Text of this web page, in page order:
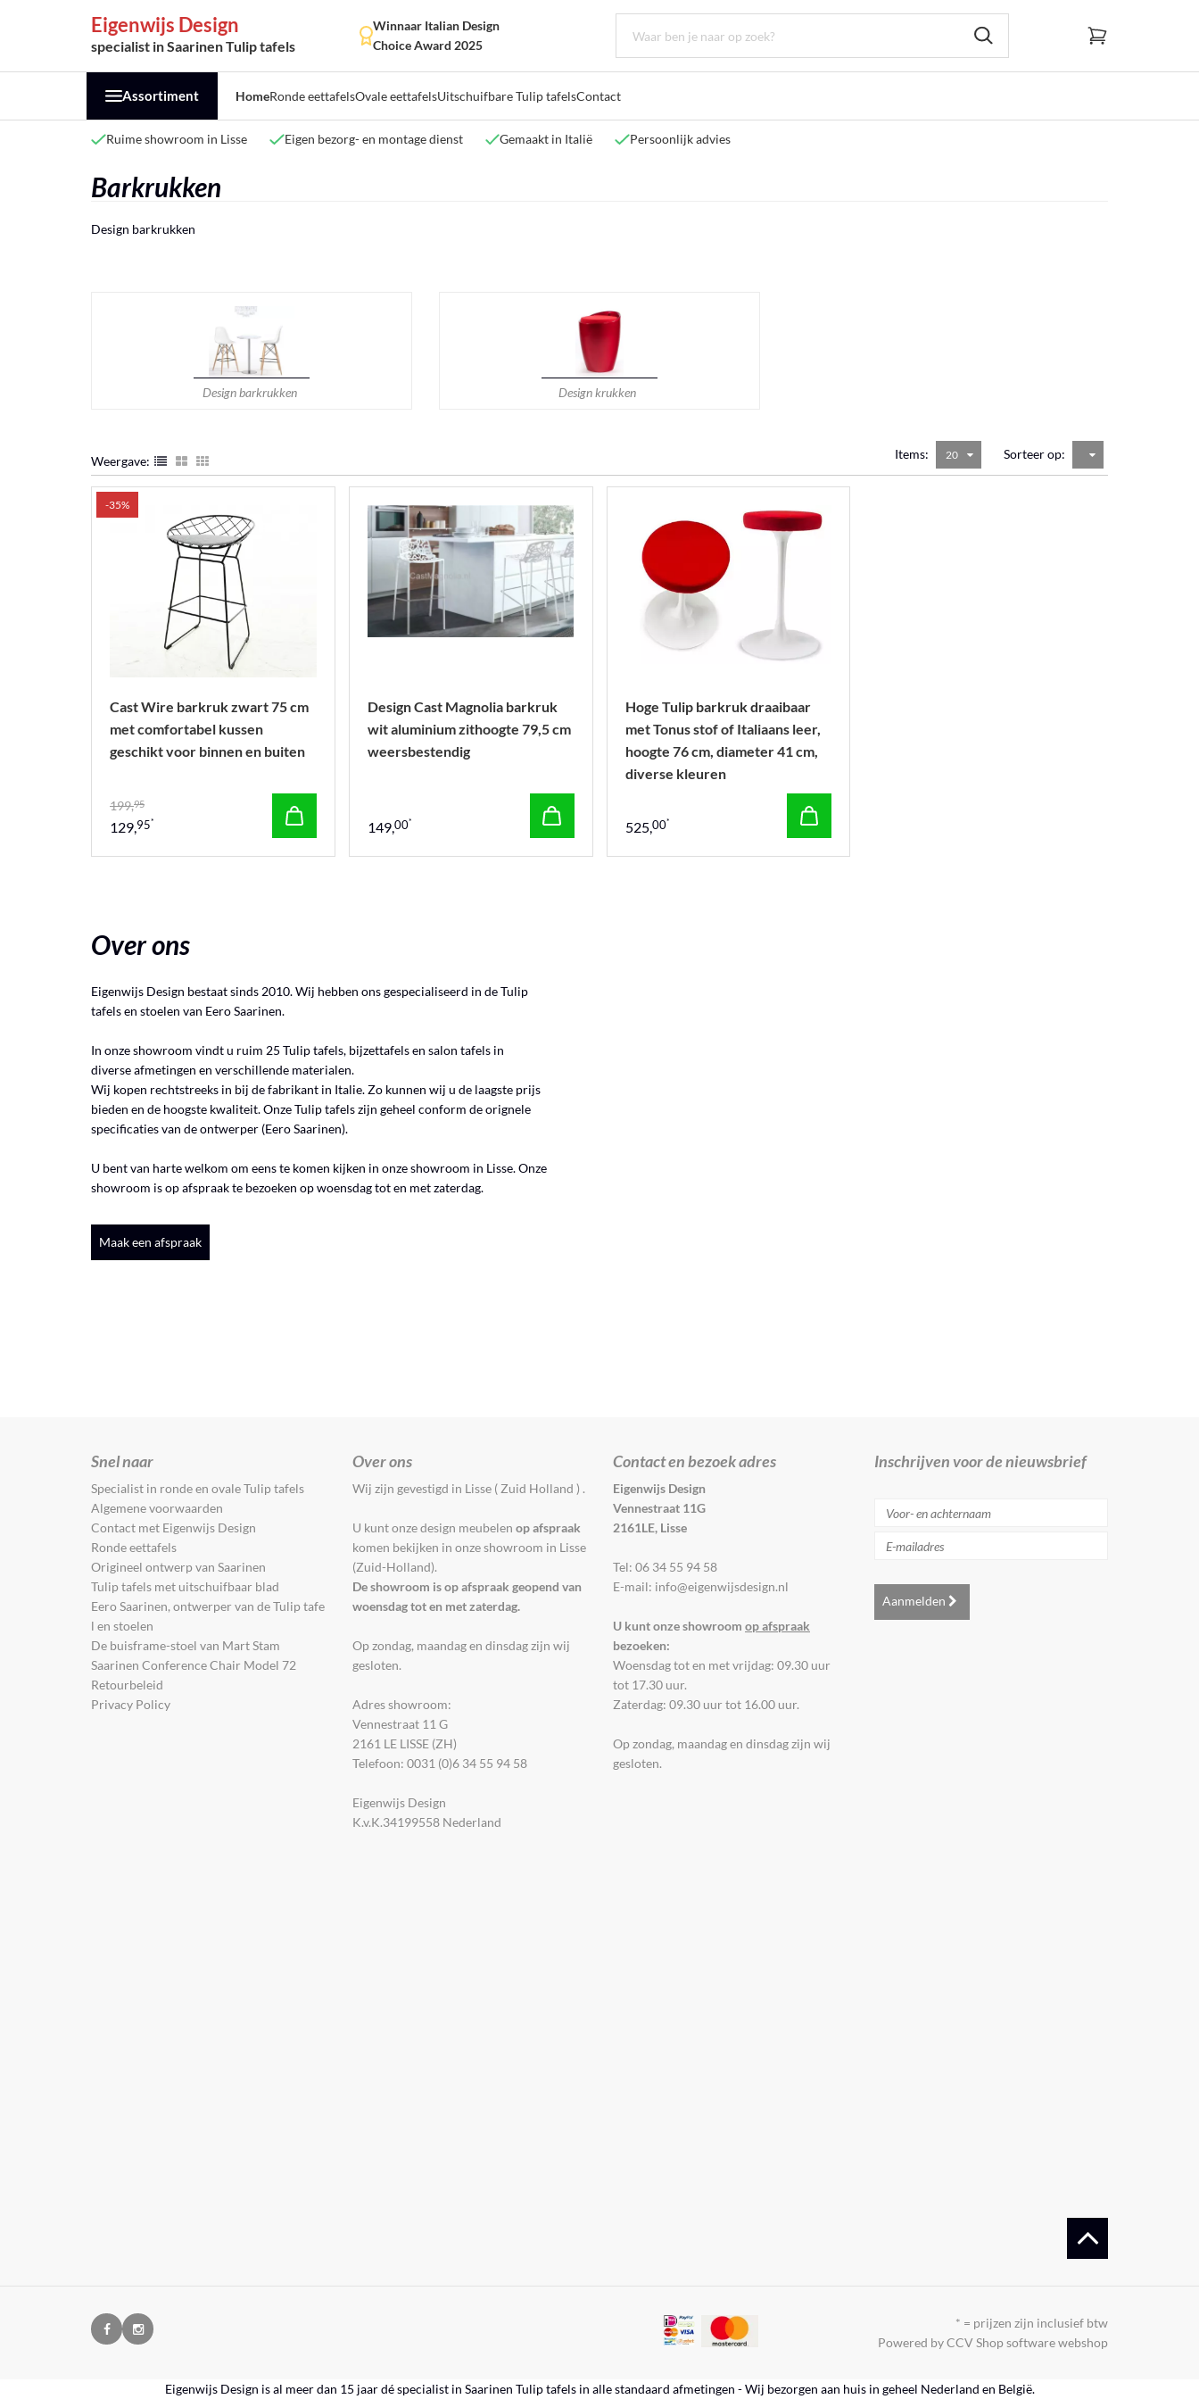
Eigenwijs Design
specialist in Saarinen Tulip tafels
Winnaar Italian Design
Choice Award 2025
Assortiment HomeRonde eettafelsOvale eettafelsUitschuifbare Tulip tafelsContact
Ruime showroom in Lisse Eigen bezorg- en montage dienst Gemaakt in Italië Persoonlijk advies
Barkrukken
Design barkrukken
Design barkrukken Design krukken
Sorteer op:
Items: 20
Weergave:
-35%
Cast Wire barkruk zwart 75 cm
met comfortabel kussen
geschikt voor binnen en buiten
129,95*
199,95
Design Cast Magnolia barkruk
wit aluminium zithoogte 79,5 cm
weersbestendig
149,00*
Hoge Tulip barkruk draaibaar
met Tonus stof of Italiaans leer,
hoogte 76 cm, diameter 41 cm,
diverse kleuren
525,00*
Over ons
Eigenwijs Design bestaat sinds 2010. Wij hebben ons gespecialiseerd in de Tulip
tafels en stoelen van Eero Saarinen.
In onze showroom vindt u ruim 25 Tulip tafels, bijzettafels en salon tafels in
diverse afmetingen en verschillende materialen.
Wij kopen rechtstreeks in bij de fabrikant in Italie. Zo kunnen wij u de laagste prijs
bieden en de hoogste kwaliteit. Onze Tulip tafels zijn geheel conform de orignele
specificaties van de ontwerper (Eero Saarinen).
U bent van harte welkom om eens te komen kijken in onze showroom in Lisse. Onze
showroom is op afspraak te bezoeken op woensdag tot en met zaterdag.
Maak een afspraak
Snel naar
Specialist in ronde en ovale Tulip tafels
Algemene voorwaarden
Contact met Eigenwijs Design
Ronde eettafels
Origineel ontwerp van Saarinen
Tulip tafels met uitschuifbaar blad
Eero Saarinen, ontwerper van de Tulip tafe
l en stoelen
De buisframe-stoel van Mart Stam
Saarinen Conference Chair Model 72
Retourbeleid
Privacy Policy
Over ons
Wij zijn gevestigd in Lisse ( Zuid Holland ) .
U kunt onze design meubelen op afspraak
komen bekijken in onze showroom in Lisse
(Zuid-Holland).
De showroom is op afspraak geopend van
woensdag tot en met zaterdag.
Op zondag, maandag en dinsdag zijn wij
gesloten.
Adres showroom:
Vennestraat 11 G
2161 LE LISSE (ZH)
Telefoon: 0031 (0)6 34 55 94 58
Eigenwijs Design
K.v.K.34199558 Nederland
Contact en bezoek adres
Eigenwijs Design
Vennestraat 11G
2161LE, Lisse
Tel: 06 34 55 94 58
E-mail: info@eigenwijsdesign.nl
U kunt onze showroom op afspraak
bezoeken:
Woensdag tot en met vrijdag: 09.30 uur
tot 17.30 uur.
Zaterdag: 09.30 uur tot 16.00 uur.
Op zondag, maandag en dinsdag zijn wij
gesloten.
Inschrijven voor de nieuwsbrief
Aanmelden
* = prijzen zijn inclusief btw
Powered by CCV Shopsoftware webshop
Eigenwijs Design is al meer dan 15 jaar dé specialist in Saarinen Tulip tafels in alle standaard afmetingen - Wij bezorgen aan huis in geheel Nederland en België.